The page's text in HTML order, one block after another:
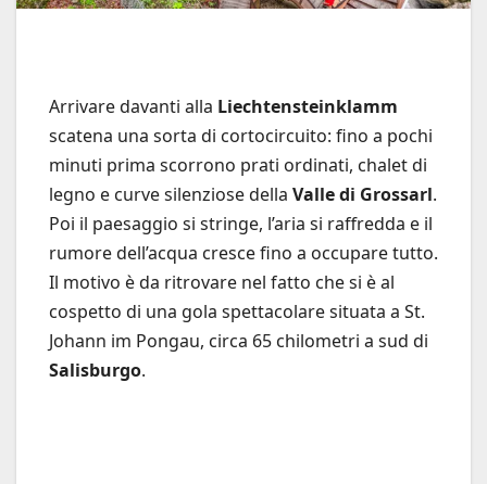
Arrivare davanti alla Liechtensteinklamm
scatena una sorta di cortocircuito: fino a pochi
minuti prima scorrono prati ordinati, chalet di
legno e curve silenziose della Valle di Grossarl.
Poi il paesaggio si stringe, l’aria si raffredda e il
rumore dell’acqua cresce fino a occupare tutto.
Il motivo è da ritrovare nel fatto che si è al
cospetto di una gola spettacolare situata a St.
Johann im Pongau, circa 65 chilometri a sud di
Salisburgo.